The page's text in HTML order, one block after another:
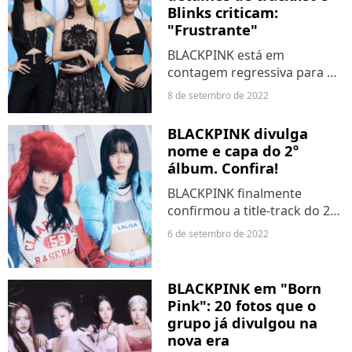
Blinks criticam:
"Frustrante"
BLACKPINK está em
contagem regressiva para o
lançamento de "Born Pink", o
última quarta-feira (7), a YG,
responsável pelo quarteto,
divulgou oficialmente...
8 de setembro de 2022
BLACKPINK divulga
nome e capa do 2º
álbum. Confira!
BLACKPINK finalmente
confirmou a title-track do 2º
álbum completo do grupo,
nas redes sociais do
girlgroup de K-pop nesta
terça-feira...
6 de setembro de 2022
BLACKPINK em "Born
Pink": 20 fotos que o
grupo já divulgou na
nova era